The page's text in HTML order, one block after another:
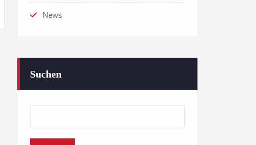
News
Suchen